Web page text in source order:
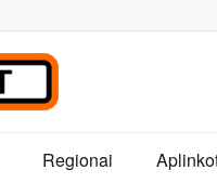
Regionai